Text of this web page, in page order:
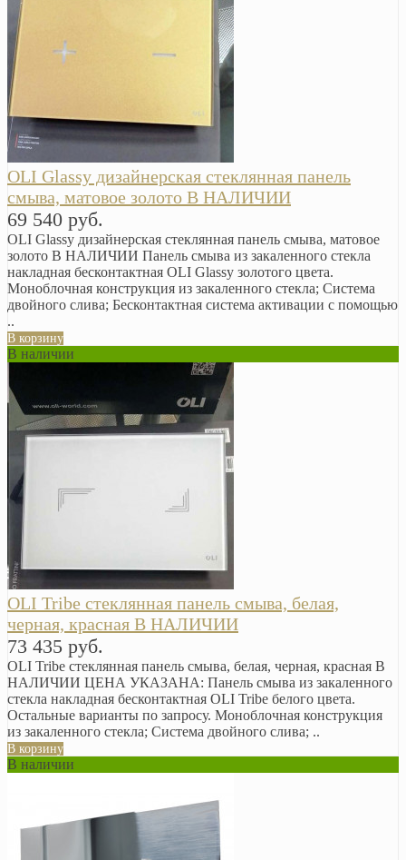
OLI Glassy дизайнерская стеклянная панель
смыва, матовое золото В НАЛИЧИИ
69 540 руб.
OLI Glassy дизайнерская стеклянная панель смыва, матовое
золото В НАЛИЧИИ Панель смыва из закаленного стекла
накладная бесконтактная OLI Glassy золотого цвета.
Моноблочная конструкция из закаленного стекла; Система
двойного слива; Бесконтактная система активации с помощью
..
В корзину
В наличии
OLI Tribe стеклянная панель смыва, белая,
черная, красная В НАЛИЧИИ
73 435 руб.
OLI Tribe стеклянная панель смыва, белая, черная, красная В
НАЛИЧИИ ЦЕНА УКАЗАНА: Панель смыва из закаленного
стекла накладная бесконтактная OLI Tribe белого цвета.
Остальные варианты по запросу. Моноблочная конструкция
из закаленного стекла; Система двойного слива; ..
В корзину
В наличии